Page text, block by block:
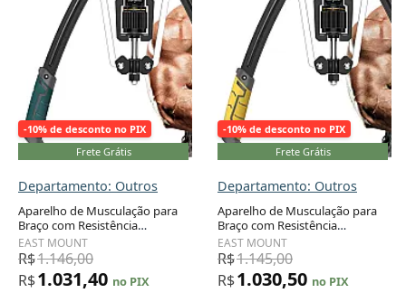
-10% de desconto no PIX
Frete Grátis
Departamento: Outros
Aparelho de Musculação para
Braço com Resistência
Hidráulica Ajustável de 9 a 200
kg – EAST MOUNT Preto
EAST MOUNT
R$1.146,00
R$1.031,40 no PIX
-10% de desconto no PIX
Frete Grátis
Departamento: Outros
Aparelho de Musculação para
Braço com Resistência
Hidráulica Ajustável de 9 a 200
kg - EAST MOUNT Preto
EAST MOUNT
R$1.145,00
R$1.030,50 no PIX